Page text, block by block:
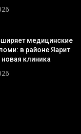
медицинские
в районе Яарит
клиника